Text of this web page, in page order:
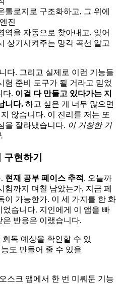
톨로지로 구조화하고, 그 위에
진
역을 자동으로 찾아내고, 잊어
상기시켜주는 망각 곡선 알고
다. 그리고 실제로 이런 기능들
험 준비 도구가 될 거라고 믿었
다. 이걸 다 만들고 있다가는 지
니다. 하고 싶은 게 너무 많으면
않습니다. 이 진리를 저는 또
을 잘라냈습니다. 이 거창한 기
현하기
현재 공부 페이스 추적 . 오늘까
험까지 며칠 남았는가, 지금 페
이 가능한가. 이 세 가지를 한 화
습니다. 지인에게 이 앱을 빠
반응은 이랬습니다.
독 예상을 확인할 수 있
도 만들어 줄 수 있을
스크 앱에서 한 번 미뤄둔 기능